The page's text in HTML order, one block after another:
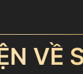
VỀ